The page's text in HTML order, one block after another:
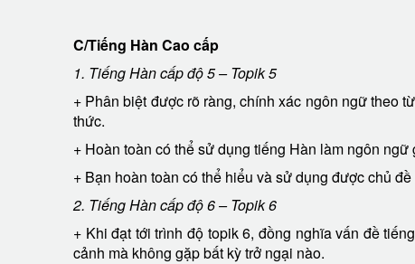
C/Tiếng Hàn Cao cấp
1. Tiếng Hàn cấp độ 5 – Topik 5
+ Phân biệt được rõ ràng, chính xác ngôn ngữ theo
thức.
+ Hoàn toàn có thể sử dụng tiếng Hàn làm ngôn
+ Bạn hoàn toàn có thể hiểu và sử dụng được chủ
2. Tiếng Hàn cấp độ 6 – Topik 6
+ Khi đạt tới trình độ topik 6, đồng nghĩa vấn đề
cảnh mà không gặp bất kỳ trở ngại nào.